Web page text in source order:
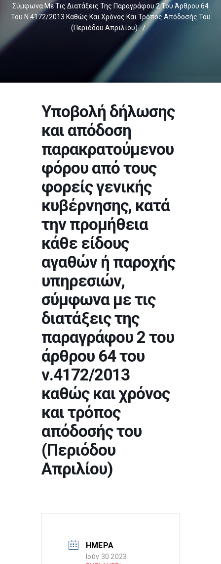
Σύμφωνα Με Τις Διατάξεις Της Παραγράφου 2 Του Άρθρου 64
Του Ν.4172/2013 Καθώς Και Χρόνος Και Τρόπος Απόδοσής Του
(Περιόδου Απριλίου)
/
Υποβολή δήλωσης
και απόδοση
παρακρατούμενου
φόρου από τους
φορείς γενικής
κυβέρνησης, κατά
την προμήθεια
κάθε είδους
αγαθών ή παροχής
υπηρεσιών,
σύμφωνα με τις
διατάξεις της
παραγράφου 2 του
άρθρου 64 του
ν.4172/2013
καθώς και χρόνος
και τρόπος
απόδοσής του
(Περιόδου
Απριλίου)
ΗΜΕΡΑ
Ιούν 30 2023